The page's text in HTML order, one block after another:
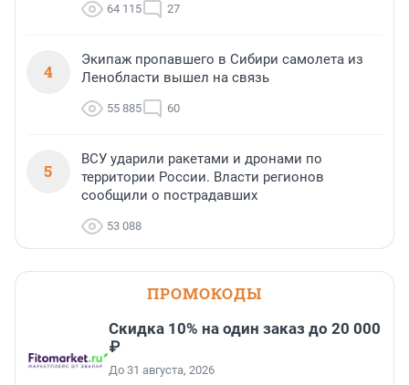
64 115 27
4
Экипаж пропавшего в Сибири самолета из
Ленобласти вышел на связь
55 885 60
5
ВСУ ударили ракетами и дронами по
территории России. Власти регионов
сообщили о пострадавших
53 088
ПРОМОКОДЫ
Скидка 10% на один заказ до 20 000
₽
До 31 августа, 2026